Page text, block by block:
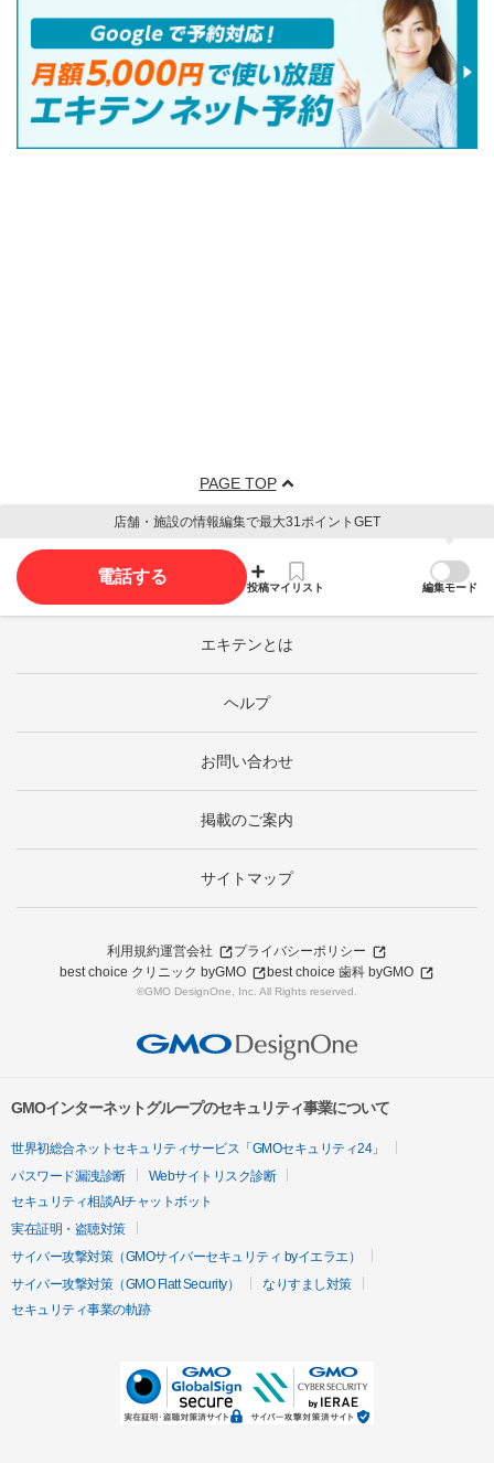
PAGE TOP
店舗・施設の情報編集で最大31ポイントGET
電話する
投稿マイリスト 編集モード
エキテンとは
ヘルプ
お問い合わせ
掲載のご案内
サイトマップ
利用規約運営会社
プライバシーポリシー
best choice クリニック byGMO
best choice 歯科 byGMO
©GMO DesignOne, Inc. All Rights reserved.
GMOインターネットグループのセキュリティ事業について
世界初総合ネットセキュリティサービス「GMOセキュリティ24」
パスワード漏洩診断
Webサイトリスク診断
セキュリティ相談AIチャットボット
実在証明・盗聴対策
サイバー攻撃対策（GMOサイバーセキュリティ byイエラエ）
サイバー攻撃対策（GMO Flatt Security）
なりすまし対策
セキュリティ事業の軌跡